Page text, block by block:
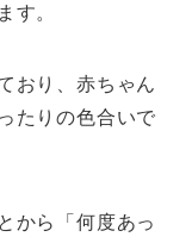
す。
おり、赤ちゃん
たりの色合いで
から「何度あっ